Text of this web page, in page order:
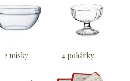
2 misky 4 pohárky